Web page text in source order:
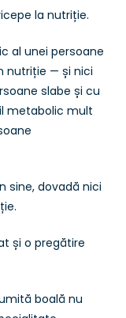
la nutriție.
al unei persoane
nutriție — și nici
slabe și cu
metabolic mult
sine, dovadă nici
și o pregătire
boală nu